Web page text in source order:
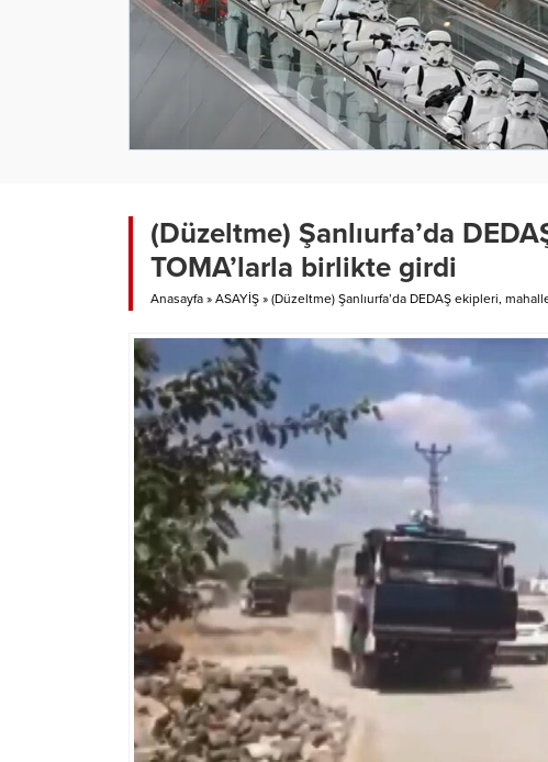
(Düzeltme) Şanlıurfa’da
TOMA’larla birlikte girdi
Anasayfa » ASAYİŞ » (Düzeltme) Şanlıurfa’da DEDAŞ ekipleri,